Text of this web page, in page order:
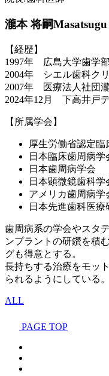
瀧本 将嗣
【経歴】
1997年 広島大学歯学
2004年 シエル歯科ク
2007年 医療法人社団
2024年12月 下高井戸
【所属学会】
厚生労働省認定
日本臨床歯周病学
日本歯周病学会
日本顕微鏡歯科学
アメリカ歯周病学
日本先進歯科医療
歯周病系の学会やスタ
ンプラントの研鑽を積
グも得意とする。
長持ちする治療をモッ
られるようにしている。
ALL
PAGE TOP